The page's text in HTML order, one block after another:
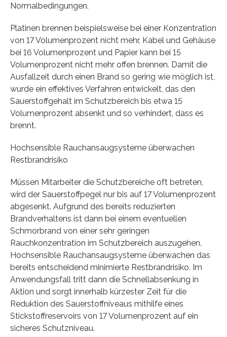
Normalbedingungen.
Platinen brennen beispielsweise bei einer Konzentration
von 17 Volumenprozent nicht mehr, Kabel und Gehäuse
bei 16 Volumenprozent und Papier kann bei 15
Volumenprozent nicht mehr offen brennen. Damit die
Ausfallzeit durch einen Brand so gering wie möglich ist,
wurde ein effektives Verfahren entwickelt, das den
Sauerstoffgehalt im Schutzbereich bis etwa 15
Volumenprozent absenkt und so verhindert, dass es
brennt.
Hochsensible Rauchansaugsysteme überwachen
Restbrandrisiko
Müssen Mitarbeiter die Schutzbereiche oft betreten,
wird der Sauerstoffpegel nur bis auf 17 Volumenprozent
abgesenkt. Aufgrund des bereits reduzierten
Brandverhaltens ist dann bei einem eventuellen
Schmorbrand von einer sehr geringen
Rauchkonzentration im Schutzbereich auszugehen.
Hochsensible Rauchansaugsysteme überwachen das
bereits entscheidend minimierte Restbrandrisiko. Im
Anwendungsfall tritt dann die Schnellabsenkung in
Aktion und sorgt innerhalb kürzester Zeit für die
Reduktion des Sauerstoffniveaus mithilfe eines
Stickstoffreservoirs von 17 Volumenprozent auf ein
sicheres Schutzniveau.